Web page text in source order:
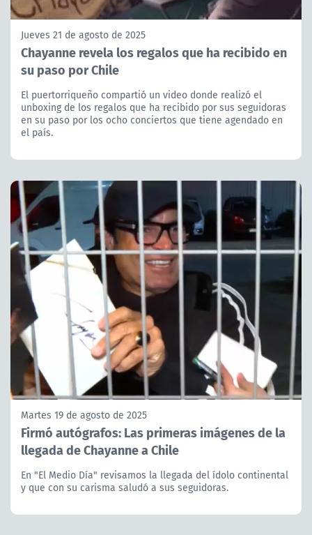
Jueves 21 de agosto de 2025
Chayanne revela los regalos que ha recibido en
su paso por Chile
El puertorriqueño compartió un video donde realizó el
unboxing de los regalos que ha recibido por sus seguidoras
en su paso por los ocho conciertos que tiene agendado en
el país.
Martes 19 de agosto de 2025
Firmó autógrafos: Las primeras imágenes de la
llegada de Chayanne a Chile
En "El Medio Día" revisamos la llegada del ídolo continental
y que con su carisma saludó a sus seguidoras.